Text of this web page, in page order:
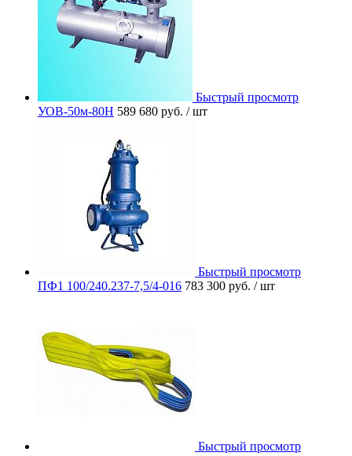
Быстрый просмотр
УОВ-50м-80Н 589 680 руб. / шт
Быстрый просмотр
ПФ1 100/240.237-7,5/4-016 783 300 руб. / шт
Быстрый просмотр